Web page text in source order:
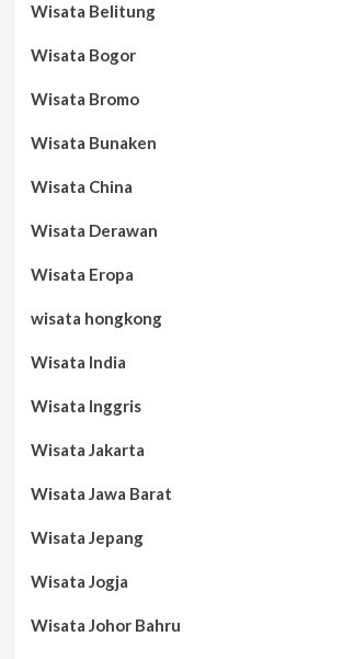
Wisata Belitung
Wisata Bogor
Wisata Bromo
Wisata Bunaken
Wisata China
Wisata Derawan
Wisata Eropa
wisata hongkong
Wisata India
Wisata Inggris
Wisata Jakarta
Wisata Jawa Barat
Wisata Jepang
Wisata Jogja
Wisata Johor Bahru